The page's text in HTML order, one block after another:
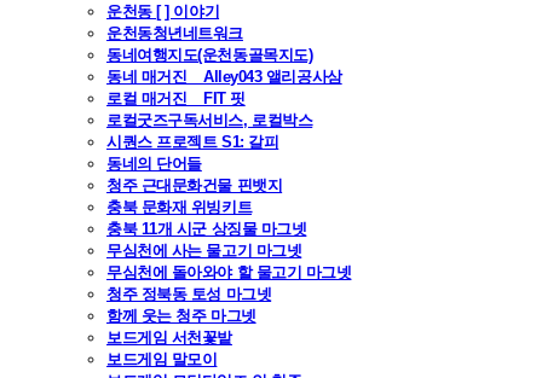
운천동 [ ] 이야기
운천동청년네트워크
동네여행지도(운천동골목지도)
동네 매거진 _ Alley043 앨리공사삼
로컬 매거진 _ FIT 핏
로컬굿즈구독서비스, 로컬박스
시퀀스 프로젝트 S1: 갈피
동네의 단어들
청주 근대문화건물 핀뱃지
충북 문화재 위빙키트
충북 11개 시군 상징물 마그넷
무심천에 사는 물고기 마그넷
무심천에 돌아와야 할 물고기 마그넷
청주 정북동 토성 마그넷
함께 웃는 청주 마그넷
보드게임 서천꽃밭
보드게임 말모이